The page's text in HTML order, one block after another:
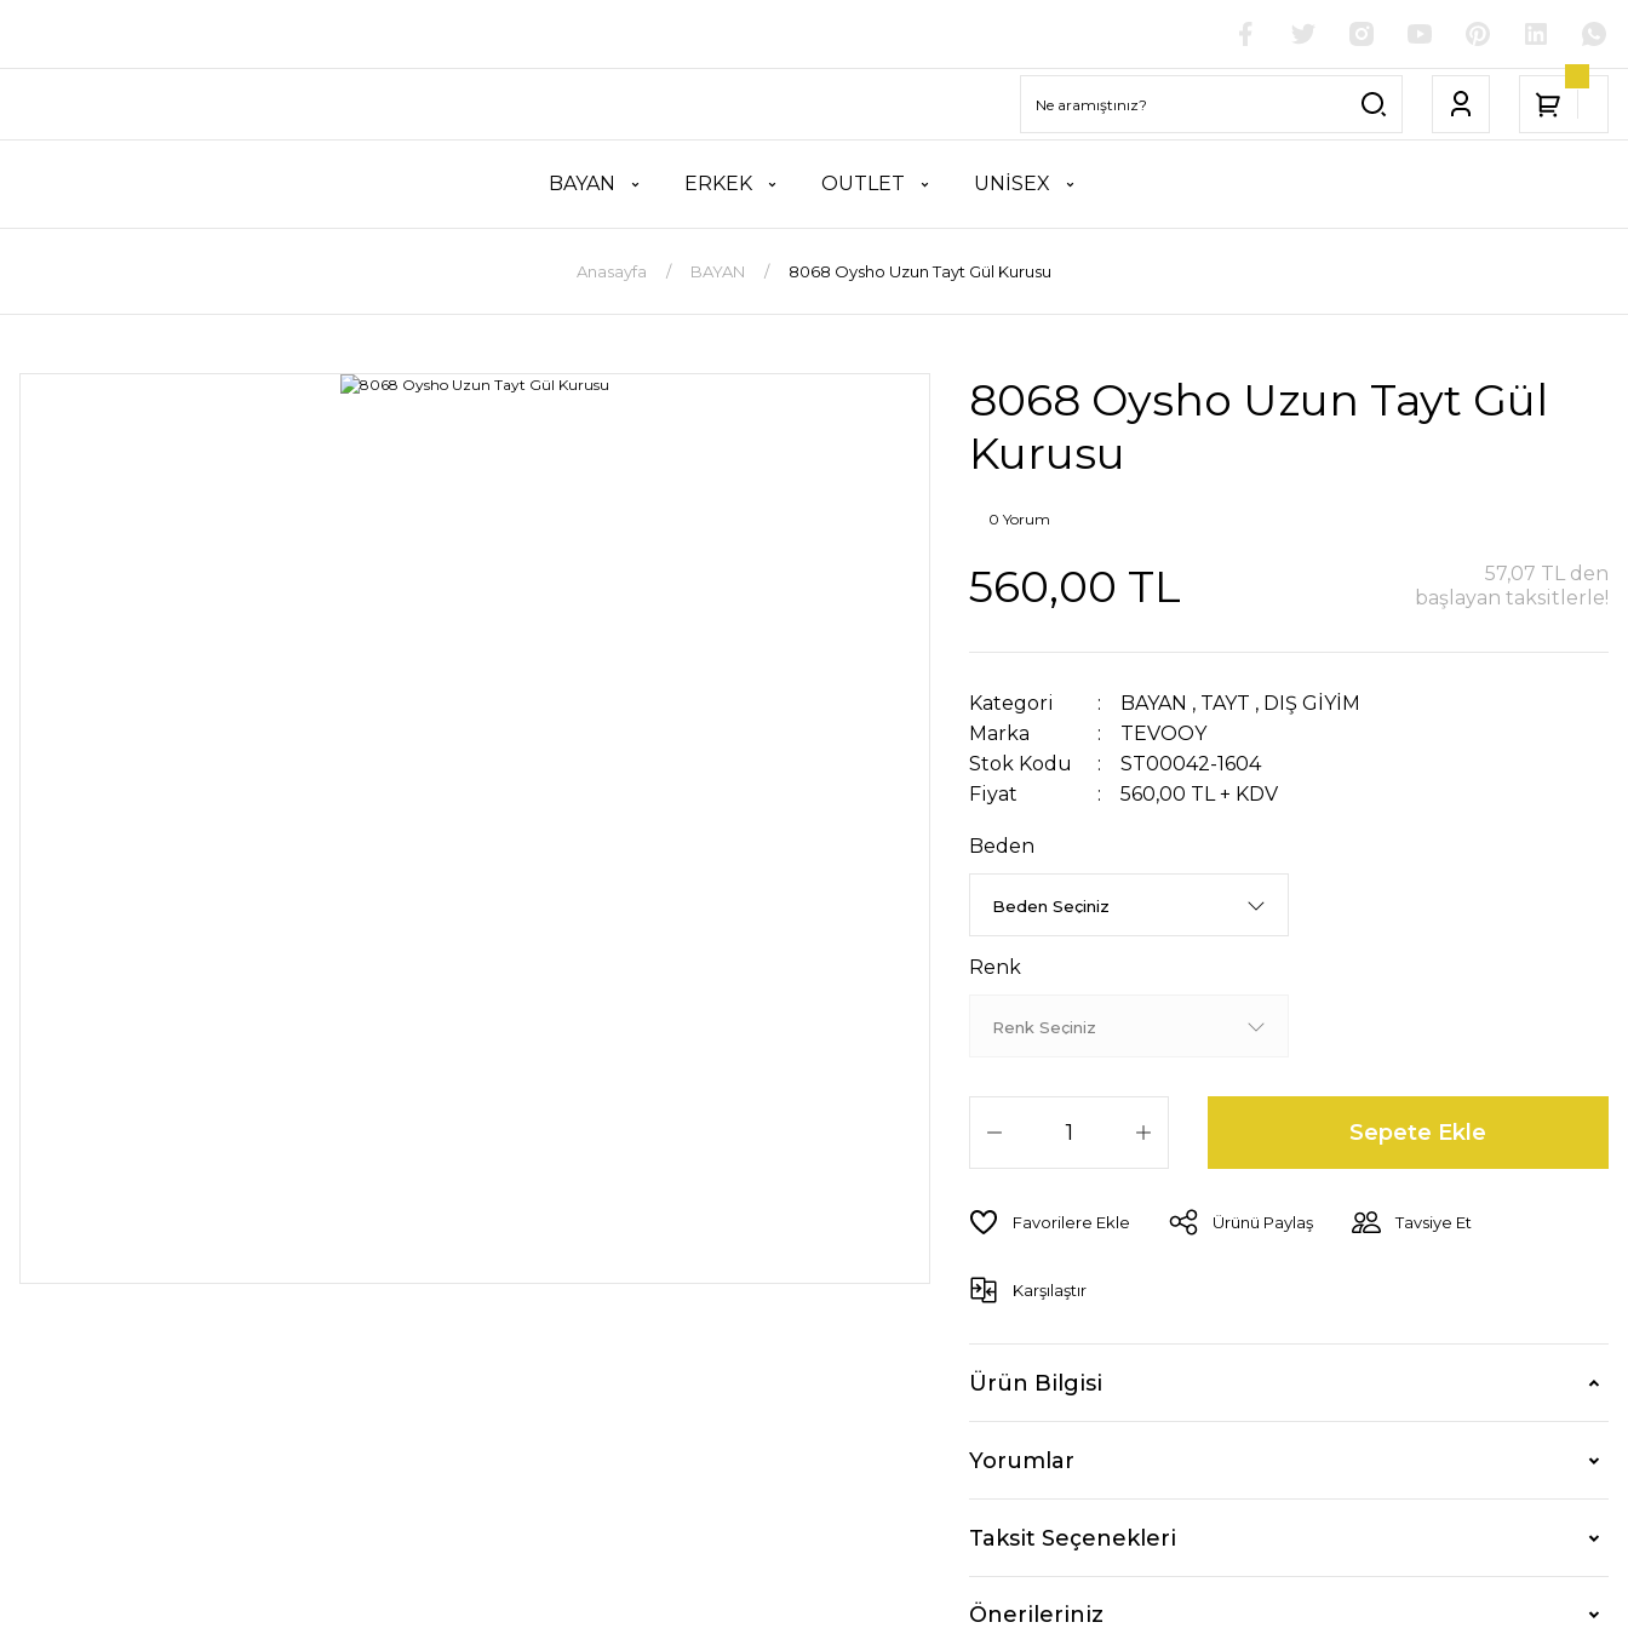
BAYAN ERKEK OUTLET UNİSEX
Anasayfa BAYAN 8068 Oysho Uzun Tayt Gül Kurusu
8068 Oysho Uzun Tayt Gül
Kurusu
0 Yorum
560,00 TL
57,07 TL den
başlayan taksitlerle!
Kategori BAYAN , TAYT , DIŞ GİYİM
Marka
TEVOOY
Stok Kodu
ST00042-1604
Fiyat
560,00 TL + KDV
Beden
Renk
Sepete Ekle
Ürünü Paylaş Tavsiye Et
Karşılaştır
Ürün Bilgisi
Yorumlar
Taksit Seçenekleri
Önerileriniz